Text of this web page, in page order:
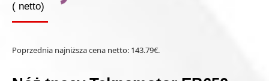
( netto)
Poprzednia najniższa cena netto: 143.79€.